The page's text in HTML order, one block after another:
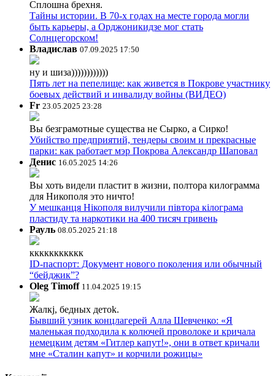
Сплошна брехня.
Тайны истории. В 70-х годах на месте города могли
быть карьеры, а Орджоникидзе мог стать
Солнцегорском!
Владислав 07.09.2025 17:50
ну и шиза))))))))))))
Пять лет на пепелище: как живется в Покрове участнику
боевых действий и инвалиду войны (ВИДЕО)
Fr 23.05.2025 23:28
Вы безграмотные существа не Сырко, а Сирко!
Убийство предприятий, тендеры своим и прекрасные
парки: как работает мэр Покрова Александр Шаповал
Денис 16.05.2025 14:26
Вы хоть видели пластит в жизни, полтора килограмма
для Никополя это ничто!
У мешканця Нікополя вилучили півтора кілограма
пластиду та наркотики на 400 тисяч гривень
Рауль 08.05.2025 21:18
ккккккккккк
ID-паспорт: Документ нового поколения или обычный
“бейджик”?
Oleg Timoff 11.04.2025 19:15
Жалкj, бедных детok.
Бывший узник концлагерей Алла Шевченко: «Я
маленькая подходила к колючей проволоке и кричала
немецким детям «Гитлер капут!», они в ответ кричали
мне «Сталин капут» и корчили рожицы»